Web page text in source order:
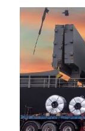
використання
та
важливі
переваги